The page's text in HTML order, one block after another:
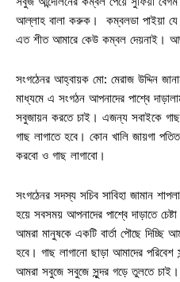
আল্লাহ বালা করুক। কম্বলডা পাইয়া
এত শীত আমারে কেউ কম্বল দেয়নাই।
সংগঠেনর আহ্বায়ক মো: মেরাজ উদ্দিন
মাধ্যমে এ সংগঠন আপনাদের পাশ্বে
সবুজায়ন করতে চাই। এজন্য সবাইকে গাছ
গাছ লাগাতে হবে। কোন খালি জায়গা
করবো ও গাছ লাগাবো।
সংগঠেনর সদস্য সচিব সাবিহা জামান
হয়ে সবসময় আপনাদের পাশ্বে দাড়াতে
আমরা মানুষকে একটি বার্তা পৌছে দিচ্ছি
হবে। গাছ লাগানো ছাড়া আমাদের
আমরা সবুজে সবুজে সুন্দর গড়ে তুলতে